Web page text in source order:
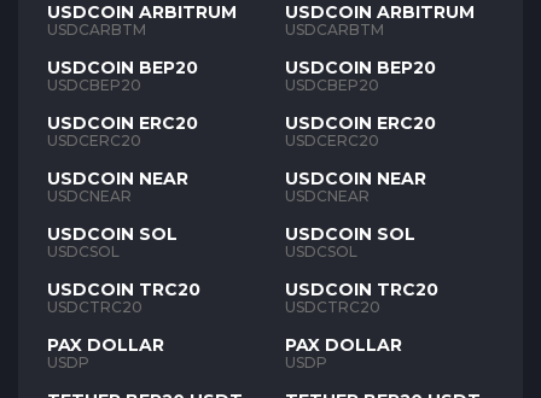
USDCOIN ARBITRUM
USDCARBTM
USDCOIN BEP20
USDCBEP20
USDCOIN ERC20
USDCERC20
USDCOIN NEAR
USDCNEAR
USDCOIN SOL
USDCSOL
USDCOIN TRC20
USDCTRC20
PAX DOLLAR
USDP
USDCOIN ARBITRUM
USDCARBTM
USDCOIN BEP20
USDCBEP20
USDCOIN ERC20
USDCERC20
USDCOIN NEAR
USDCNEAR
USDCOIN SOL
USDCSOL
USDCOIN TRC20
USDCTRC20
PAX DOLLAR
USDP